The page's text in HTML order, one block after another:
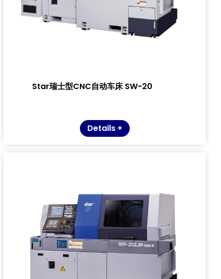
Star瑞士型CNC自动车床 SW-20
Details +